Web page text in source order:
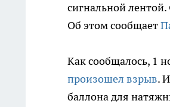
сигнальной
Об этом сообщает
Как сообщалось, 1
произошел взрыв.
баллона для